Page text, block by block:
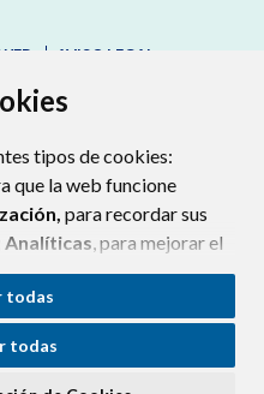
tipos de cookies:
que la web funcione
para recordar sus
Analíticas, para mejorar el
servicios.
todas”
Si pulsa el botón
todas
todas
AVISO LEGAL
COOKIES